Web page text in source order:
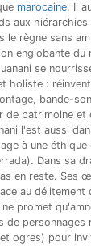
marocaine. Il
aux
le règne sans
englobante
se
holiste :
bande-
patrimoine et
l'est aussi
à une
Dans sa
en reste. Ses
au délitement
promet
de personnages
ogres) pour